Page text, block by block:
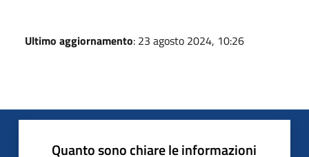
Ultimo aggiornamento: 23 agosto 2024, 10:26
Quanto sono chiare le informazioni